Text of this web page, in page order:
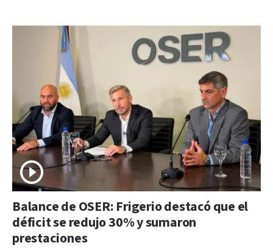
Balance de OSER: Frigerio destacó que el
déficit se redujo 30% y sumaron
prestaciones